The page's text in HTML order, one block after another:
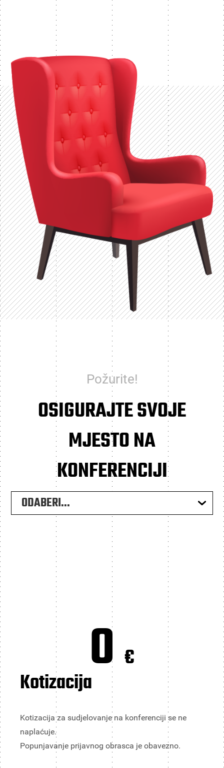
Požurite!
OSIGURAJTE SVOJE
MJESTO NA
KONFERENCIJI
ODABERI...
0 €
Kotizacija
Kotizacija za sudjelovanje na konferenciji se ne
naplaćuje.
Popunjavanje prijavnog obrasca je obavezno.